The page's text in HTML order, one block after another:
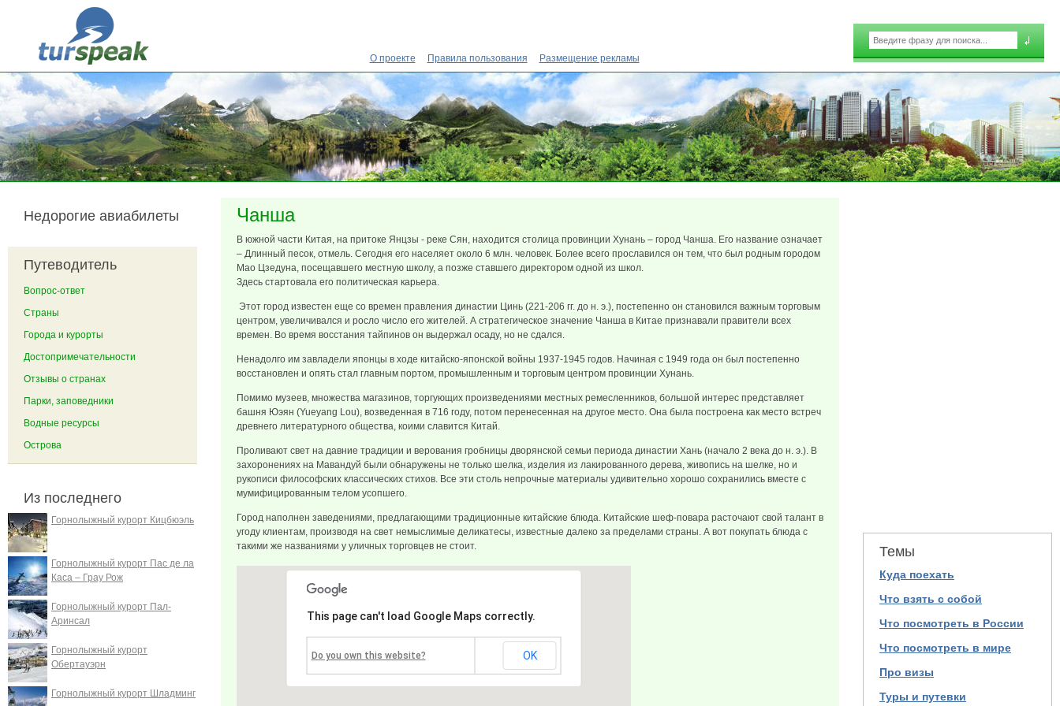
Перейти к основному содержанию
Форма поиска
Поиск
О проекте
Правила пользования Размещение рекламы
Чанша
В южной части Китая, на притоке Янцзы - реке Сян, находится столица провинции Хунань – город Чанша. Его название означает
– Длинный песок, отмель. Сегодня его населяет около 6 млн. человек. Более всего прославился он тем, что был родным городом
Мао Цзедуна, посещавшего местную школу, а позже ставшего директором одной из школ.
Здесь стартовала его политическая карьера.
Этот город известен еще со времен правления династии Цинь (221-206 гг. до н. э.), постепенно он становился важным торговым
центром, увеличивался и росло число его жителей. А стратегическое значение Чанша в Китае признавали правители всех
времен. Во время восстания тайпинов он выдержал осаду, но не сдался.
Ненадолго им завладели японцы в ходе китайско-японской войны 1937-1945 годов. Начиная с 1949 года он был постепенно
восстановлен и опять стал главным портом, промышленным и торговым центром провинции Хунань.
Помимо музеев, множества магазинов, торгующих произведениями местных ремесленников, большой интерес представляет
башня Юэян (Yueyang Lou), возведенная в 716 году, потом перенесенная на другое место. Она была построена как место встреч
древнего литературного общества, коими славится Китай.
Проливают свет на давние традиции и верования гробницы дворянской семьи периода династии Хань (начало 2 века до н. э.). В
захоронениях на Мавандуй были обнаружены не только шелка, изделия из лакированного дерева, живопись на шелке, но и
рукописи философских классических стихов. Все эти столь непрочные материалы удивительно хорошо сохранились вместе с
мумифицированным телом усопшего.
Город наполнен заведениями, предлагающими традиционные китайские блюда. Китайские шеф-повара расточают свой талант в
угоду клиентам, производя на свет немыслимые деликатесы, известные далеко за пределами страны. А вот покупать блюда с
такими же названиями у уличных торговцев не стоит.
This page can't load Google Maps correctly.
Do you own this website? OK
Недорогие авиабилеты
Путеводитель
Вопрос-ответ
Страны
Города и курорты
Достопримечательности
Отзывы о странах
Парки, заповедники
Водные ресурсы
Острова
Из последнего
Горнолыжный курорт Кицбюэль
Горнолыжный курорт Пас де ла
Каса – Грау Рож
Горнолыжный курорт Пал-
Аринсал
Горнолыжный курорт
Обертауэрн
Горнолыжный курорт Шладминг
Темы
Куда поехать
Что взять с собой
Что посмотреть в России
Что посмотреть в мире
Про визы
Туры и путевки